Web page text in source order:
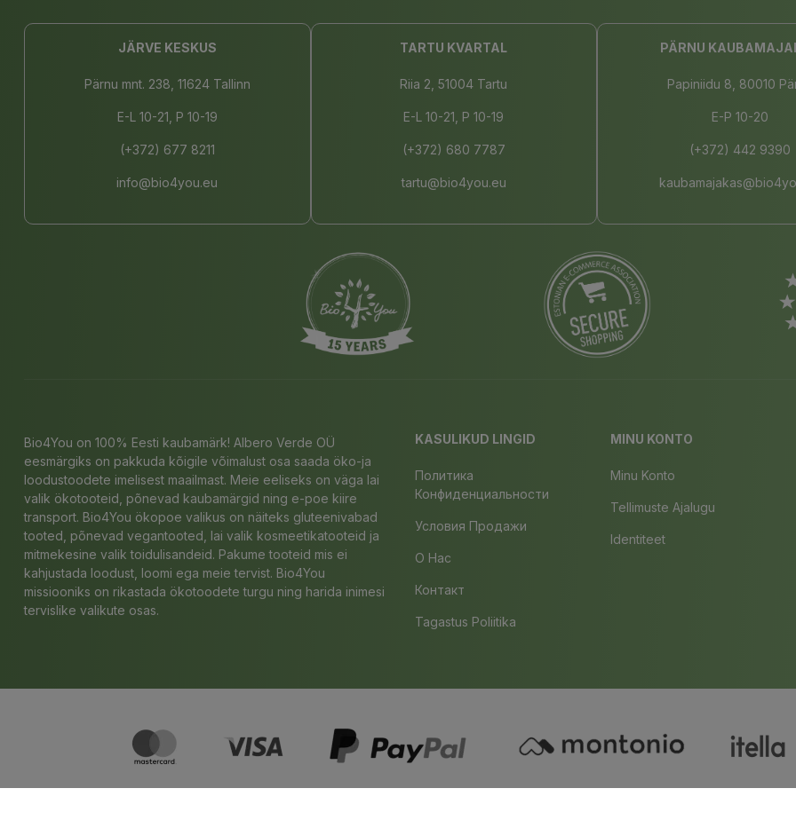
JÄRVE KESKUS
Pärnu mnt. 238, 11624 Tallinn
E-L 10-21, P 10-19
(+372) 677 8211
info@bio4you.eu
TARTU KVARTAL
Riia 2, 51004 Tartu
E-L 10-21, P 10-19
(+372) 680 7787
tartu@bio4you.eu
PÄRNU
Papiniidu 8, 80010
E-P 10-20
(+372) 442 9390
Bio4You on 100% Eesti kaubamärk! Albero Verde OÜ
eesmärgiks on pakkuda kõigile võimalust osa saada öko-ja
loodustoodete imelisest maailmast. Meie eeliseks on väga lai
valik ökotooteid, põnevad kaubamärgid ning e-poe kiire
transport. Bio4You ökopoe valikus on näiteks gluteenivabad
tooted, põnevad vegantooted, lai valik kosmeetikatooteid ja
mitmekesine valik toidulisandeid. Pakume tooteid mis ei
kahjustada loodust, loomi ega meie tervist. Bio4You
missiooniks on rikastada ökotoodete turgu ning harida inimesi
tervislike valikute osas.
KASULIKUD LINGID
Политика
Конфиденциальности
Условия Продажи
О Нас
Контакт
Tagastus Poliitika
MINU KONTO
Minu Konto
Tellimuste Ajalugu
Identiteet